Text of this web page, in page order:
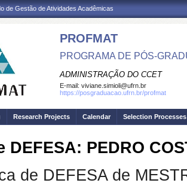
de Gestão de Atividades Acadêmicas
PROFMAT
PROGRAMA DE PÓS-
ADMINISTRAÇÃO DO CCET
E-mail: viviane.simioli@ufrn.br
https://posgraduacao.ufrn.br/profmat
Research Projects Calendar Selection Processes
DEFESA: PEDRO
de DEFESA de